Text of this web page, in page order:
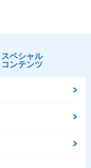
スペシャル
コンテンツ